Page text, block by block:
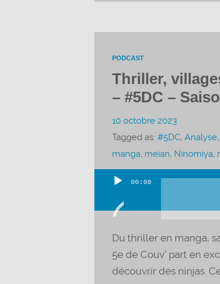
PODCAST
Thriller,
– #5DC –
10 octobre 2023
Tagged as: #5DC, Analyse,
manga, meian, Ninomiya,
Lecteur
audio
00:00
Du thriller en manga,
5e de Couv’ part en
découvrir des ninjas.